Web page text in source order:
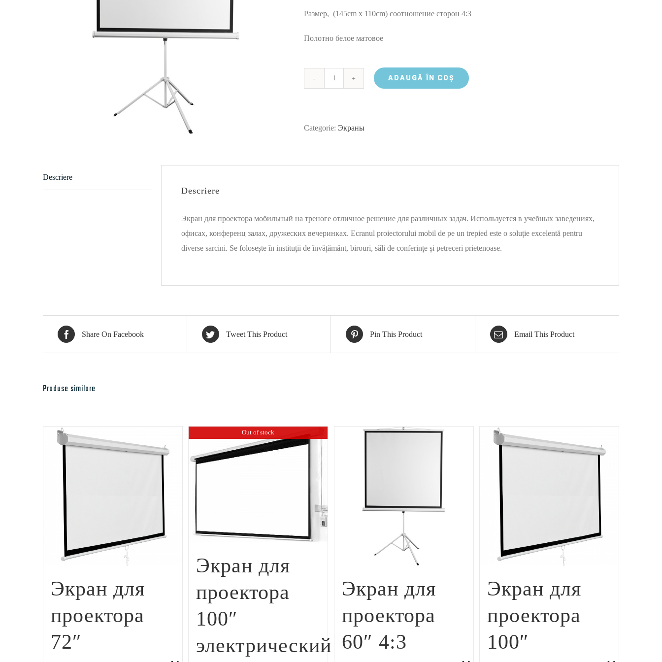
Размер, (145cm x 110cm) соотношение сторон 4:3
Полотно белое матовое
проектора
ADAUGĂ ÎN COȘ
Categorie: Экраны
Descriere
Descriere
Экран для проектора мобильный на треноге отличное решение для различных задач. Используется в учебных заведениях,
офисах, конференц залах, дружеских вечеринках. Ecranul proiectorului mobil de pe un trepied este o soluție excelentă pentru
diverse sarcini. Se folosește în instituții de învățământ, birouri, săli de conferințe și petreceri prietenoase.
Share On Facebook Tweet This Product Pin This Product Email This Product
Produse similare
Экран для
проектора
72″
Out of stock
Экран для
проектора
100″
электрический
Экран для
проектора
60″ 4:3
Экран для
проектора
100″